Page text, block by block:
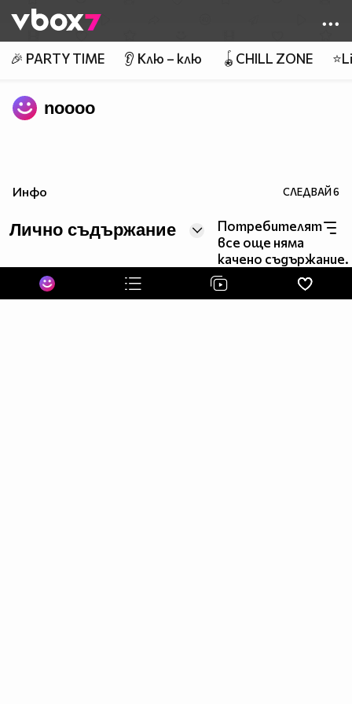
👾
🎉 PARTY TIME 👂 Клю – клю 🪀CHILL ZONE
noooo
Инфо СЛЕДВАЙ6
Лично съдържание
Потребителят
все още няма
качено съдържание.